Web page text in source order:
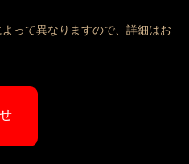
って異なりますので、詳細はお